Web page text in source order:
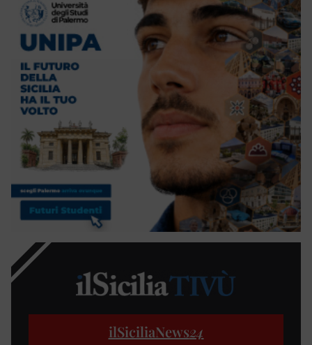
ilSiciliaNews24